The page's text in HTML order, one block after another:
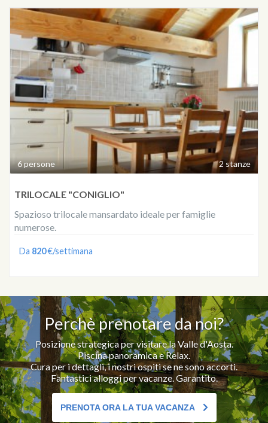
6 persone 2 stanze
TRILOCALE "CONIGLIO"
Spazioso trilocale mansardato ideale per famiglie
numerose.
Da 820€/settimana
Perchè prenotare da noi?
Posizione strategica per visitare la Valle d'Aosta.
Piscina panoramica e Relax.
Cura per i dettagli, i nostri ospiti se ne sono accorti.
Fantastici alloggi per vacanze. Garantito.
PRENOTA ORA LA TUA VACANZA